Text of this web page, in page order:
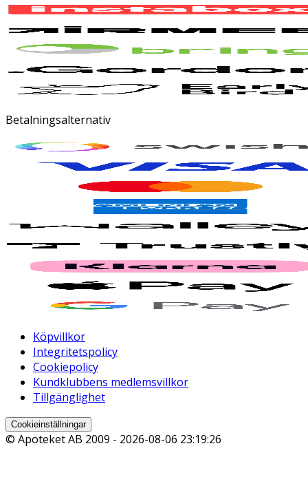
Betalningsalternativ
Köpvillkor
Integritetspolicy
Cookiepolicy
Kundklubbens medlemsvillkor
Tillgänglighet
Cookieinställningar
© Apoteket AB 2009 - 2026-08-06 23:19:26